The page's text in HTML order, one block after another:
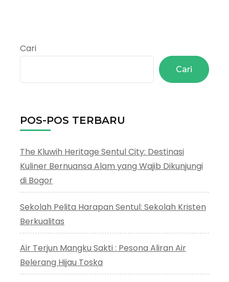
Cari
Cari
POS-POS TERBARU
The Kluwih Heritage Sentul City: Destinasi
Kuliner Bernuansa Alam yang Wajib Dikunjungi
di Bogor
Sekolah Pelita Harapan Sentul: Sekolah Kristen
Berkualitas
Air Terjun Mangku Sakti : Pesona Aliran Air
Belerang Hijau Toska